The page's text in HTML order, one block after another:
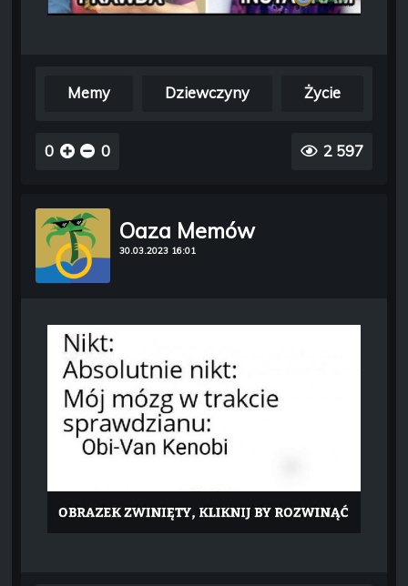
Memy Dziewczyny Życie
0 0 2 597
Oaza Memów
30.03.2023 16:01